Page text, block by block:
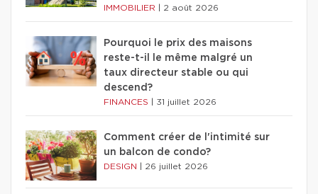
IMMOBILIER 2 août 2026
Pourquoi le prix des maisons
reste-t-il le même malgré un
taux directeur stable ou qui
descend?
FINANCES 31 juillet 2026
Comment créer de l'intimité sur
un balcon de condo?
DESIGN 26 juillet 2026